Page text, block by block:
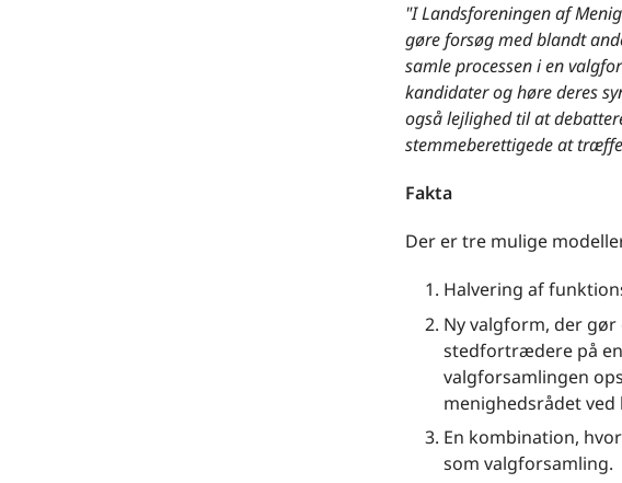
"I Landsforeningen af
gøre forsøg med blandt
samle processen i en
kandidater og høre deres
også lejlighed til at
stemmeberettigede at
Fakta
Der er tre mulige
Halvering af
Ny valgform, der
stedfortrædere på en
valgforsamlingen
menighedsrådet
En kombination,
som valgforsamling.